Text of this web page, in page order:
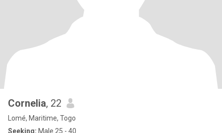
Cornelia, 22
Lomé, Maritime, Togo
Seeking: Male 25 - 40